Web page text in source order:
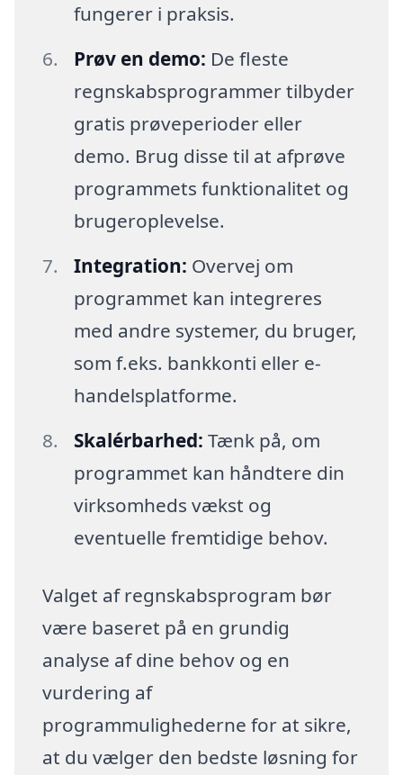
fungerer i praksis.
Prøv en demo: De fleste
regnskabsprogrammer tilbyder
gratis prøveperioder eller
demo. Brug disse til at afprøve
programmets funktionalitet og
brugeroplevelse.
Integration: Overvej om
programmet kan integreres
med andre systemer, du bruger,
som f.eks. bankkonti eller e-
handelsplatforme.
Skalérbarhed: Tænk på, om
programmet kan håndtere din
virksomheds vækst og
eventuelle fremtidige behov.
Valget af regnskabsprogram bør
være baseret på en grundig
analyse af dine behov og en
vurdering af
programmulighederne for at sikre,
at du vælger den bedste løsning for